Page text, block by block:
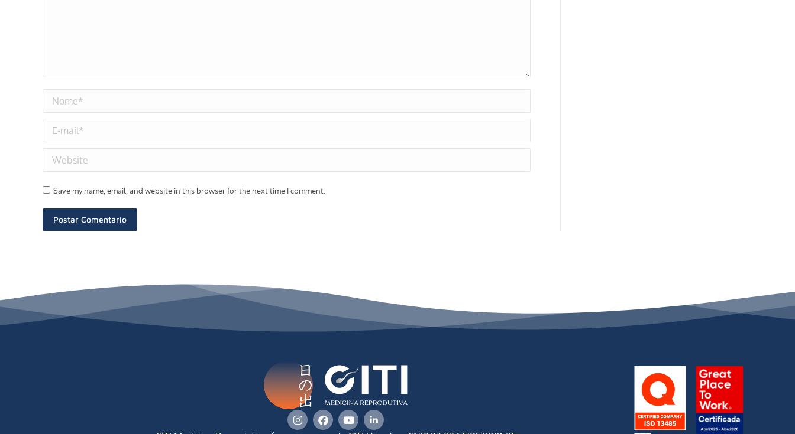
Nome *
E-mail *
Website
Save my name, email, and website in this browser for the next time I comment.
Postar Comentário